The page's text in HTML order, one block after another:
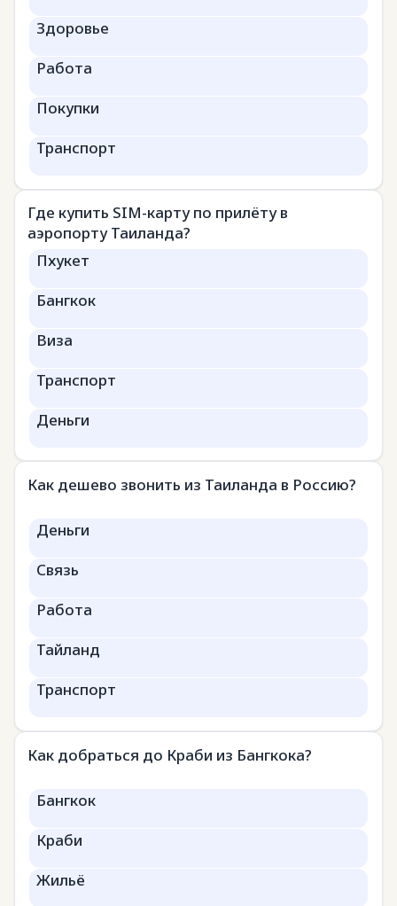
Здоровье
Работа
Покупки
Транспорт
Где купить SIM-карту по прилёту в
аэропорту Таиланда?
Пхукет
Бангкок
Виза
Транспорт
Деньги
Как дешево звонить из Таиланда в Россию?
Деньги
Связь
Работа
Тайланд
Транспорт
Как добраться до Краби из Бангкока?
Бангкок
Краби
Жильё